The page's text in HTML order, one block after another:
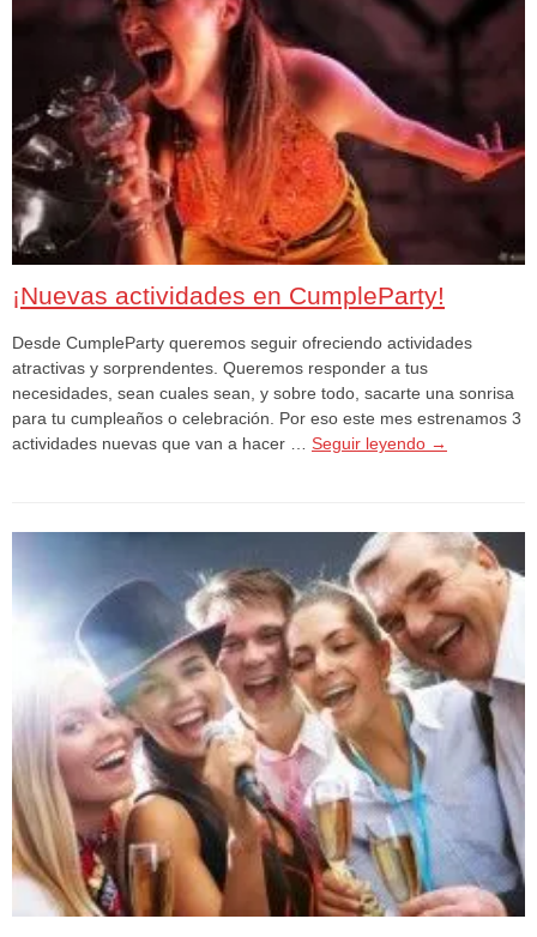
¡Nuevas actividades en CumpleParty!
Desde CumpleParty queremos seguir ofreciendo actividades
atractivas y sorprendentes. Queremos responder a tus
necesidades, sean cuales sean, y sobre todo, sacarte una sonrisa
para tu cumpleaños o celebración. Por eso este mes estrenamos 3
actividades nuevas que van a hacer … Seguir leyendo →